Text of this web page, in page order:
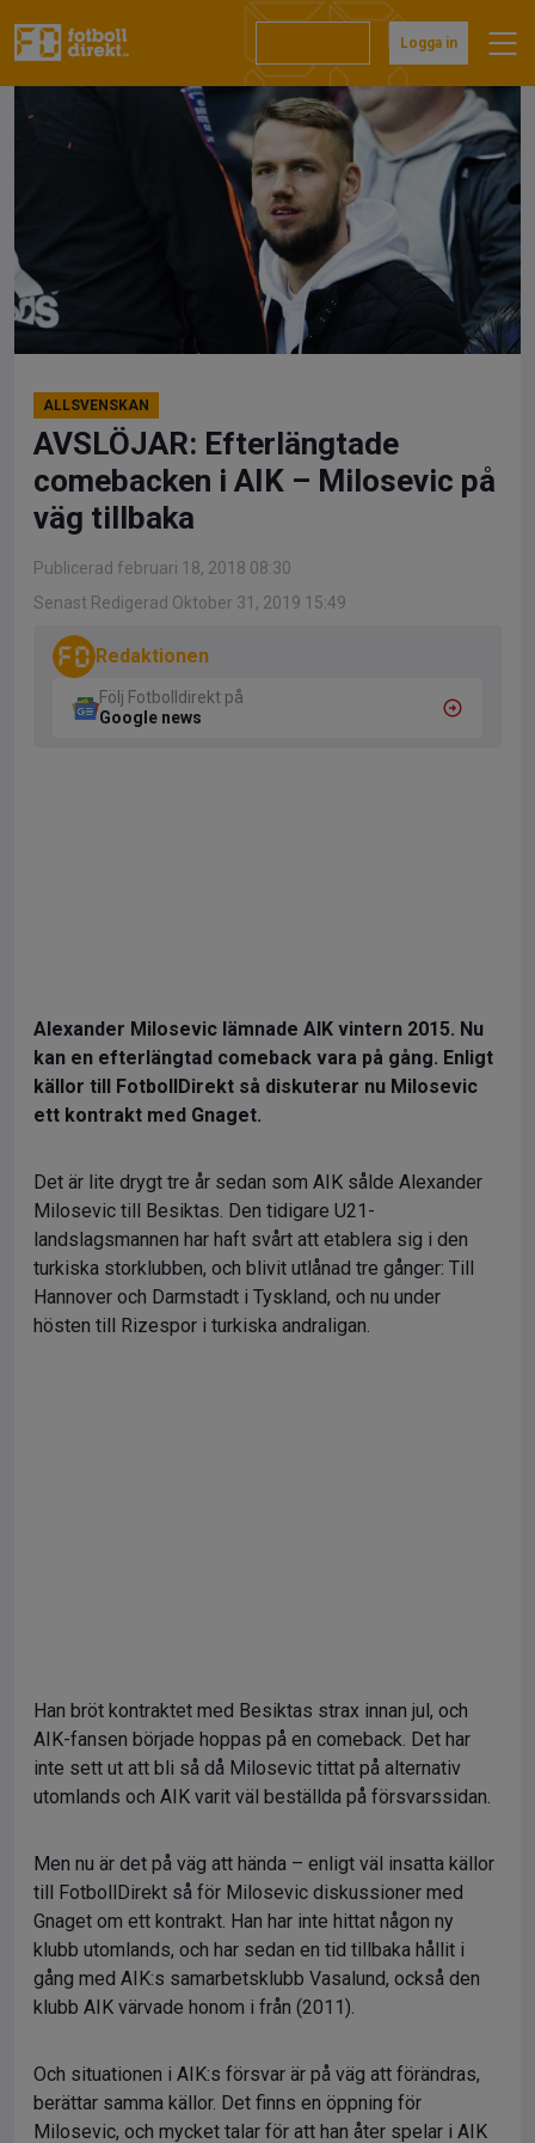
till
Logga in
ALLSVENSKAN
AVSLÖJAR: Efterlängtade
comebacken i AIK – Milosevic på
väg tillbaka
Publicerad februari 18, 2018 08:30
Senast Redigerad Oktober 31, 2019 15:49
Redaktionen
Följ Fotbolldirekt på
Google news
Alexander Milosevic lämnade AIK vintern 2015. Nu
kan en efterlängtad comeback vara på gång. Enligt
källor till FotbollDirekt så diskuterar nu Milosevic
ett kontrakt med Gnaget.
Det är lite drygt tre år sedan som AIK sålde Alexander
Milosevic till Besiktas. Den tidigare U21-
landslagsmannen har haft svårt att etablera sig i den
turkiska storklubben, och blivit utlånad tre gånger: Till
Hannover och Darmstadt i Tyskland, och nu under
hösten till Rizespor i turkiska andraligan.
Han bröt kontraktet med Besiktas strax innan jul, och
AIK-fansen började hoppas på en comeback. Det har
inte sett ut att bli så då Milosevic tittat på alternativ
utomlands och AIK varit väl beställda på försvarssidan.
Men nu är det på väg att hända – enligt väl insatta källor
till FotbollDirekt så för Milosevic diskussioner med
Gnaget om ett kontrakt. Han har inte hittat någon ny
klubb utomlands, och har sedan en tid tillbaka hållit i
gång med AIK:s samarbetsklubb Vasalund, också den
klubb AIK värvade honom i från (2011).
Och situationen i AIK:s försvar är på väg att förändras,
berättar samma källor. Det finns en öppning för
Milosevic, och mycket talar för att han åter spelar i AIK